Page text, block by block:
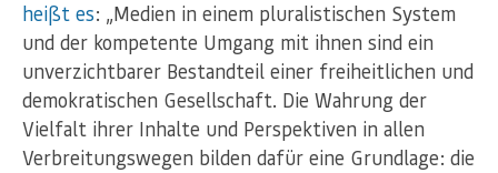
heißt es: „Medien in einem pluralistischen System
und der kompetente Umgang mit ihnen sind ein
unverzichtbarer Bestandteil einer freiheitlichen und
demokratischen Gesellschaft. Die Wahrung der
Vielfalt ihrer Inhalte und Perspektiven in allen
Verbreitungswegen bilden dafür eine Grundlage: die